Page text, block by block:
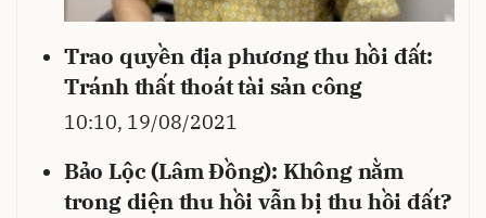
Trao quyền địa phương thu hồi đất:
Tránh thất thoát tài sản công
10:10, 19/08/2021
Bảo Lộc (Lâm Đồng): Không nằm
trong diện thu hồi vẫn bị thu hồi đất?